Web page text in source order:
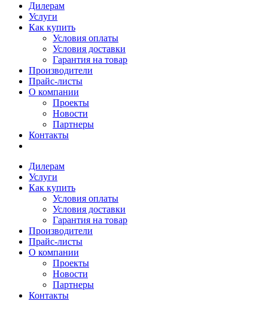
Дилерам
Услуги
Как купить
Условия оплаты
Условия доставки
Гарантия на товар
Производители
Прайс-листы
О компании
Проекты
Новости
Партнеры
Контакты
Дилерам
Услуги
Как купить
Условия оплаты
Условия доставки
Гарантия на товар
Производители
Прайс-листы
О компании
Проекты
Новости
Партнеры
Контакты